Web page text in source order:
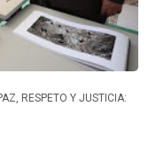
RESPETO Y JUSTICIA: